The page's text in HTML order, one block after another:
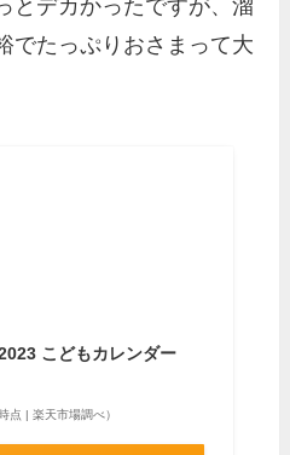
とデカかったですが、溜
でたっぷりおさまって大
こどもカレンダー
点 | 楽天市場調べ）